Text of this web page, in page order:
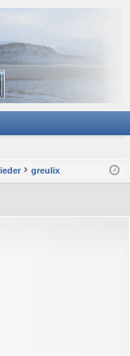
greulix